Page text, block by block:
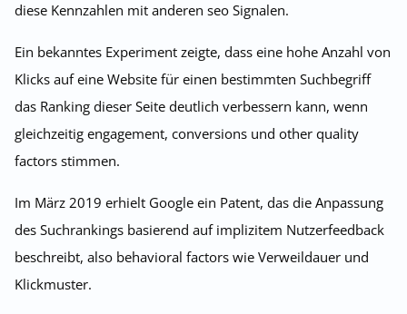
diese Kennzahlen mit anderen seo Signalen.
Ein bekanntes Experiment zeigte, dass eine hohe Anzahl von
Klicks auf eine Website für einen bestimmten Suchbegriff
das Ranking dieser Seite deutlich verbessern kann, wenn
gleichzeitig engagement, conversions und other quality
factors stimmen.
Im März 2019 erhielt Google ein Patent, das die Anpassung
des Suchrankings basierend auf implizitem Nutzerfeedback
beschreibt, also behavioral factors wie Verweildauer und
Klickmuster.